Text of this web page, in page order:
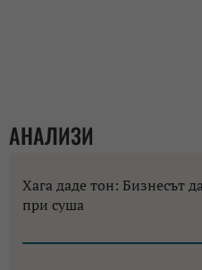
АНАЛИЗИ
Хага даде тон: Бизнесът
при суша